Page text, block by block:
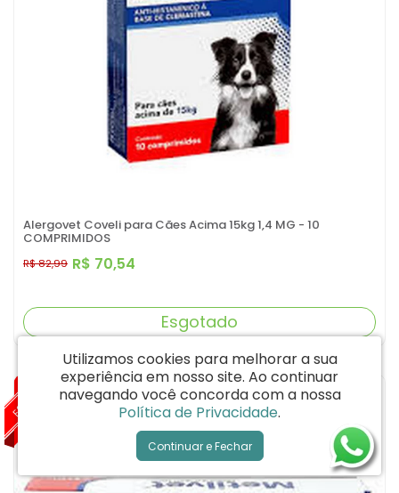
Alergovet Coveli para Cães Acima 15kg 1,4 MG - 10
COMPRIMIDOS
R$ 70,54
R$ 82,99
Esgotado
ESGOTADO
Utilizamos cookies para melhorar a sua
experiência em nosso site. Ao continuar
navegando você concorda com a nossa
Política de Privacidade.
Continuar e Fechar